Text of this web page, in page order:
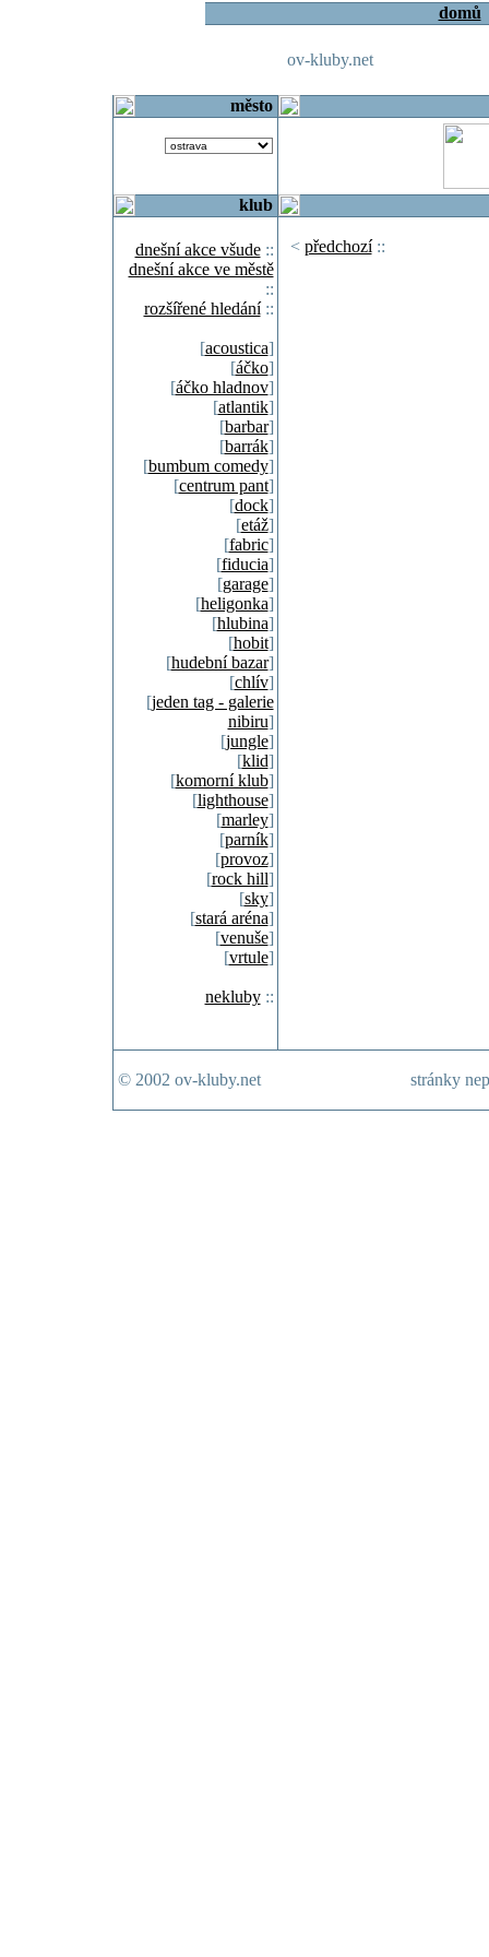
domů
ov-kluby.net
město
klub
dnešní akce všude::
dnešní akce ve městě
::
rozšířené hledání::
[acoustica]
[áčko]
[áčko hladnov]
[atlantik]
[barbar]
[barrák]
[bumbum comedy]
[centrum pant]
[dock]
[etáž]
[fabric]
[fiducia]
[garage]
[heligonka]
[hlubina]
[hobit]
[hudební bazar]
[chlív]
[jeden tag - galerie
nibiru]
[jungle]
[klid]
[komorní klub]
[lighthouse]
[marley]
[parník]
[provoz]
[rock hill]
[sky]
[stará aréna]
[venuše]
[vrtule]
nekluby::
< předchozí::
© 2002 ov-kluby.net stránky